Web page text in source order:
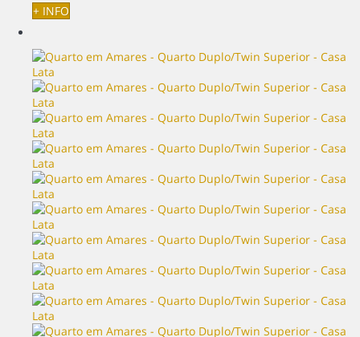
+ INFO